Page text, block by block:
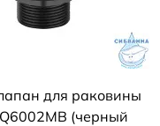
для раковины
(черный